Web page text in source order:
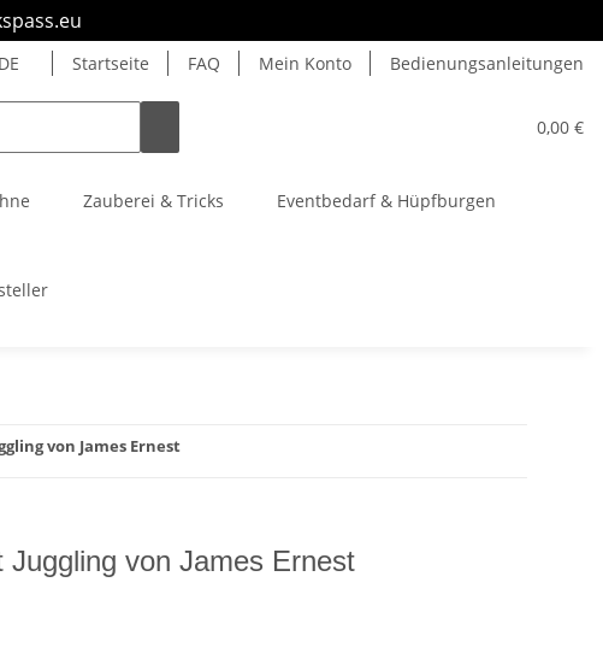
DE Startseite FAQ Mein Konto Bedienungsanleitungen
0,00 €
Zauberei & Tricks Eventbedarf & Hüpfburgen
von James Ernest
Juggling von James Ernest